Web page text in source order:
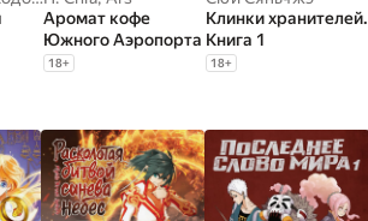
Аромат кофе
Южного Аэропорта
18+
Клинки хранителей.
Книга 1
18+